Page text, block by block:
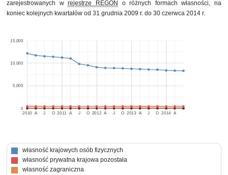
zarejestrowanych wrejestrze REGON
o różnych formach własności, na
koniec kolejnych kwartałów od 31 grudnia 2009 r. do 30 czerwca 2014 r.
2010 2011 2012 2013 2014
A J O A J O A J O A J O A
0
5,000
10,000
15,000
własność krajowych osób fizycznych
własność prywatna krajowa pozostała
własność zagraniczna